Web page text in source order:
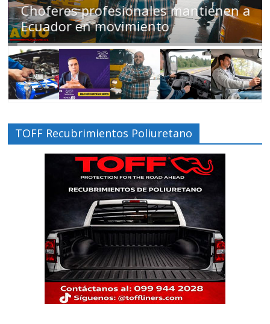
Choferes profesionales mantienen a
Ecuador en movimiento
TOFF Recubrimientos Poliuretano